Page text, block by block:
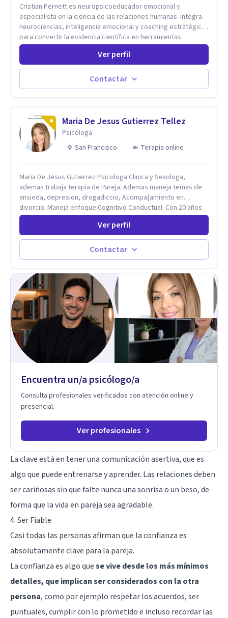
Cristian Pernett es neuropsicoeducador emocional y
especialista en la ciencia de las relaciones humanas. Integra
neurociencias, inteligencia emocional y coaching estratégico
para convertir la evidencia científica en herramientas
prácticas que mejoran la forma en que las personas viven,
aman, lideran y se comunican. Con más de 20 años de
experiencia, acompaña a personas, parejas y líderes en
procesos de desarrollo personal y profesional. Su trabajo se
centra en la regulación emocional, las relaciones de pareja, la
neurociencias y estrategias de cambio basadas en evidencia
para fortalecer la autoestima, desarrollar habilidades
socioemocionales y promover cambios sostenibles. Como
divulgador científico, acerca la psicología y las neurociencias
Ver perfil
Contactar
Maria De Jesus Gutierrez Tellez
Psicóloga
San Francisco
Terapia online
Maria De Jesus Gutierrez Psicologa Clinica y Sexologa,
ademas trabaja terapia de Pareja. Ademas maneja temas de
ansieda, depresion, drogadiccio, Acompa{amiento en
divorcio. Maneja enfoque Cognitivo Conductual. Con 20 años
de experiencia, constantemente capacitandose en las
diferntes areas de la Salud Mental.
Ver perfil
Contactar
Encuentra un/a psicólogo/a
Consulta profesionales verificados con atención online y
presencial.
Ver profesionales
La clave está en tener una comunicación asertiva, que es
algo que puede entrenarse y aprender. Las relaciones deben
ser cariñosas sin que falte nunca una sonrisa o un beso, de
forma que la vida en pareja sea agradable.
4. Ser Fiable
Casi todas las personas afirman que la confianza es
absolutamente clave para la pareja.
La confianza es algo quese vive desde los más mínimos
detalles, que implican ser considerados con la otra
persona, como por ejemplo respetar los acuerdos, ser
puntuales, cumplir con lo prometido e incluso recordar las